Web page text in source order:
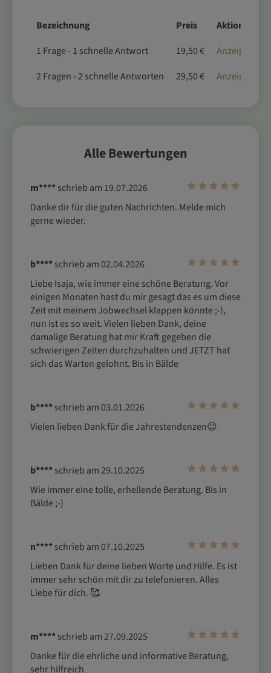
Bezeichnung Preis
Aktion
1 Frage - 1 schnelle Antwort
19,50 €
Anzeigen
2 Fragen - 2 schnelle Antworten
29,50 € Anzeigen
Alle Bewertungen
m****schrieb am 19.07.2026
Danke dir für die guten Nachrichten. Melde mich
gerne wieder.
b****schrieb am 02.04.2026
Liebe Isaja, wie immer eine schöne Beratung. Vor
einigen Monaten hast du mir gesagt das es um diese
Zeit mit meinem Jobwechsel klappen könnte ;-),
nun ist es so weit. Vielen lieben Dank, deine
damalige Beratung hat mir Kraft gegeben die
schwierigen Zeiten durchzuhalten und JETZT hat
sich das Warten gelohnt. Bis in Bälde
b****schrieb am 03.01.2026
Vielen lieben Dank für die Jahrestendenzen😉
b****schrieb am 29.10.2025
Wie immer eine tolle, erhellende Beratung. Bis in
Bälde ;-)
n****schrieb am 07.10.2025
Lieben Dank für deine lieben Worte und Hilfe. Es ist
immer sehr schön mit dir zu telefonieren. Alles
Liebe für dich. 🥰
m****schrieb am 27.09.2025
Danke für die ehrliche und informative Beratung,
sehr hilfreich